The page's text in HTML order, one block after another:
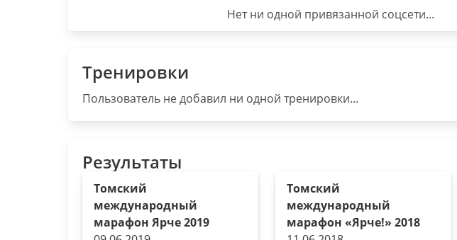
Нет ни одной привязанной соцсети...
Тренировки
Пользователь не добавил ни одной тренировки...
Результаты
Томский
международный
марафон Ярче 2019
Томский
международный
марафон «Ярче!» 2018